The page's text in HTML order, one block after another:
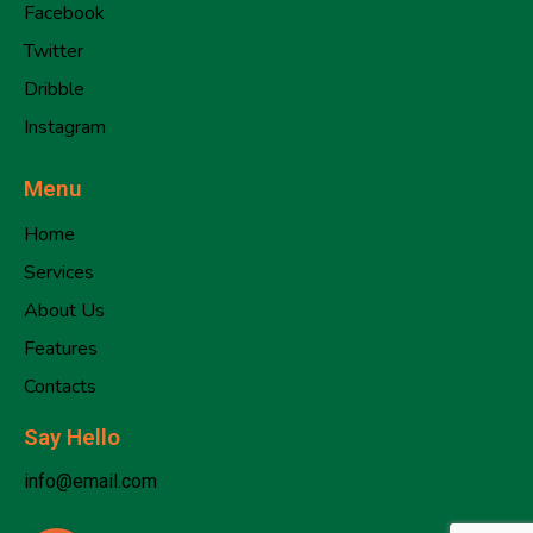
Facebook
Twitter
Dribble
Instagram
Menu
Home
Services
About Us
Features
Contacts
Say Hello
info@email.com